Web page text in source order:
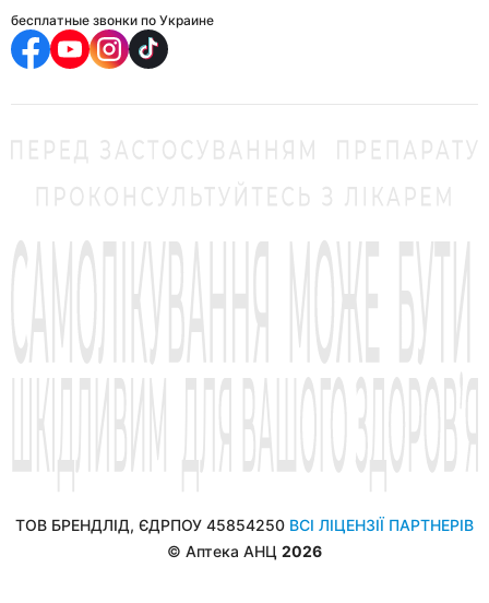
бесплатные звонки по Украине
ТОВ БРЕНДЛІД, ЄДРПОУ 45854250 ВСІ ЛІЦЕНЗІЇ ПАРТНЕРІВ
© Аптека АНЦ 2026